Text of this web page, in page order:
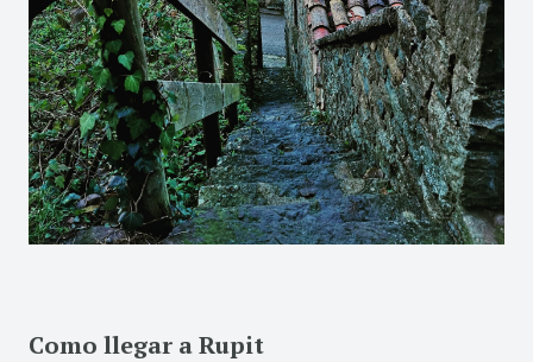
Como llegar a Rupit